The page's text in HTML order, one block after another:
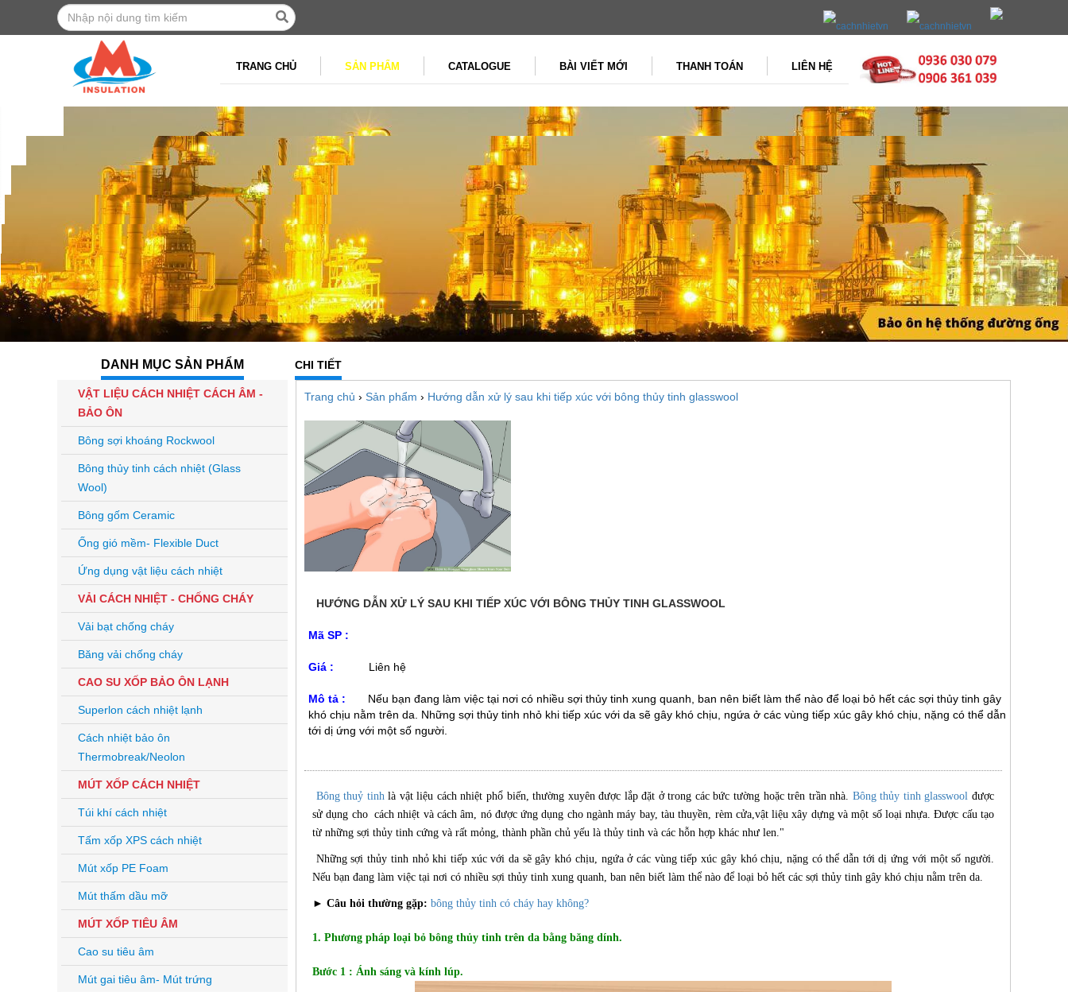
TRANG CHỦ SẢN PHẨM CATALOGUE BÀI VIẾT MỚI THANH TOÁN LIÊN HỆ
DANH MỤC SẢN PHẨM
VẬT LIỆU CÁCH NHIỆT CÁCH ÂM -
BẢO ÔN
Bông sợi khoáng Rockwool
Bông thủy tinh cách nhiệt (Glass
Wool)
Bông gốm Ceramic
Ống gió mềm- Flexible Duct
Ứng dụng vật liệu cách nhiệt
VẢI CÁCH NHIỆT - CHỐNG CHÁY
Vải bạt chống cháy
Băng vải chống cháy
CAO SU XỐP BẢO ÔN LẠNH
Superlon cách nhiệt lạnh
Cách nhiệt bảo ôn
Thermobreak/Neolon
MÚT XỐP CÁCH NHIỆT
Túi khí cách nhiệt
Tấm xốp XPS cách nhiệt
Mút xốp PE Foam
Mút thấm dầu mỡ
MÚT XỐP TIÊU ÂM
Cao su tiêu âm
Mút gai tiêu âm- Mút trứng
CHI TIẾT
Trang chủ › Sản phẩm › Hướng dẫn xử lý sau khi tiếp xúc với bông thủy tinh glasswool
HƯỚNG DẪN XỬ LÝ SAU KHI TIẾP XÚC VỚI BÔNG THỦY TINH GLASSWOOL
Mã SP :
Giá : Liên hệ
Mô tả :
Nếu bạn đang làm việc tại nơi có nhiều sợi thủy tinh xung quanh, ban nên biết làm thể nào để loại bỏ hết các sợi thủy tinh gây
khó chịu nằm trên da. Những sợi thủy tinh nhỏ khi tiếp xúc với da sẽ gây khó chịu, ngứa ở các vùng tiếp xúc gây khó chịu, nặng có thể dẫn
tới dị ứng với một số người.
Bông thuỷ tinh là vật liệu cách nhiệt phổ biến, thường xuyên được lắp đặt ở trong các bức tường hoặc trên trần nhà. Bông thủy tinh glasswool được
sử dụng cho cách nhiệt và cách âm, nó được ứng dụng cho ngành máy bay, tàu thuyền, rèm cửa,vật liệu xây dựng và một số loại nhựa. Được cấu tạo
từ những sợi thủy tinh cứng và rất mỏng, thành phần chủ yếu là thủy tinh và các hỗn hợp khác như len."
Những sợi thủy tinh nhỏ khi tiếp xúc với da sẽ gây khó chịu, ngứa ở các vùng tiếp xúc gây khó chịu, nặng có thể dẫn tới dị ứng với một số người.
Nếu bạn đang làm việc tại nơi có nhiều sợi thủy tinh xung quanh, ban nên biết làm thể nào để loại bỏ hết các sợi thủy tinh gây khó chịu nằm trên da.
► Câu hỏi thường gặp: bông thủy tinh có cháy hay không?
1. Phương pháp loại bỏ bông thủy tinh trên da bằng băng dính.
Bước 1 : Ánh sáng và kính lúp.